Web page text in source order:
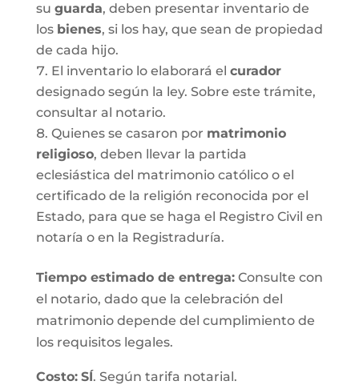
su guarda, deben presentar inventario de
los bienes, si los hay, que sean de propiedad
de cada hijo.
El inventario lo elaborará el curador
designado según la ley. Sobre este trámite,
consultar al notario.
Quienes se casaron por matrimonio
religioso, deben llevar la partida
eclesiástica del matrimonio católico o el
certificado de la religión reconocida por el
Estado, para que se haga el Registro Civil en
notaría o en la Registraduría.
Tiempo estimado de entrega:Consulte con
el notario, dado que la celebración del
matrimonio depende del cumplimiento de
los requisitos legales.
Costo: SÍ. Según tarifa notarial.